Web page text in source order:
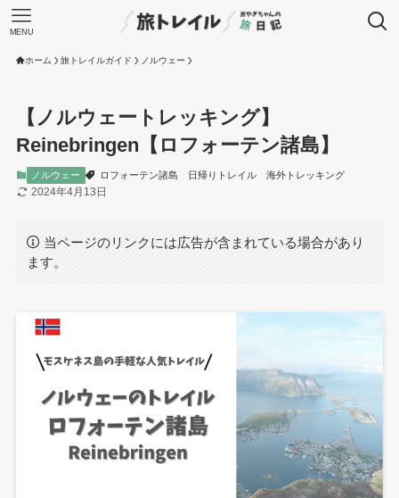
MENU
ホーム 旅トレイルガイド ノルウェー
【ノルウェートレッキング】
Reinebringen【ロフォーテン諸島】
ノルウェー ロフォーテン諸島 日帰りトレイル 海外トレッキング
2024年4月13日
当ページのリンクには広告が含まれている場合があり
ます。